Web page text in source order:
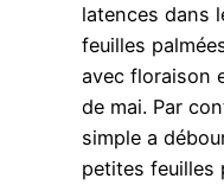
latences dans
feuilles
avec floraison
de mai. Par
simple a
petites feuilles